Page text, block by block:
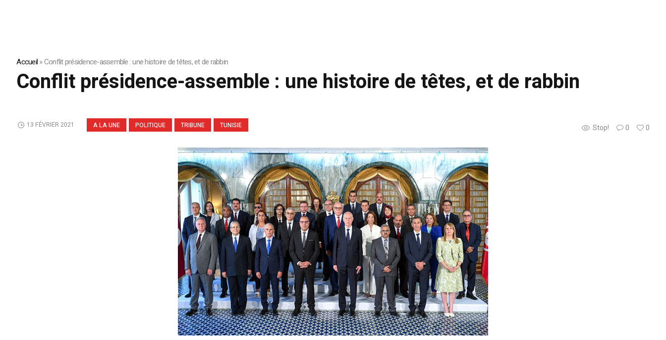
Accueil»Conflit présidence-assemble : une histoire de têtes, et de rabbin
Conflit présidence-assemble : une histoire de têtes, et de rabbin
A LA UNE POLITIQUE TRIBUNE TUNISIE Stop! 0 0
13 FÉVRIER 2021